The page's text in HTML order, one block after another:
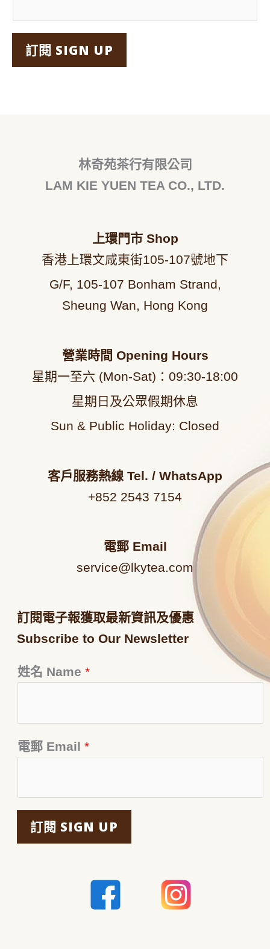
訂閱 SIGN UP
林奇苑茶行有限公司
LAM KIE YUEN TEA CO., LTD.
上環門市 Shop
香港上環文咸東街105-107號地下
G/F, 105-107 Bonham Strand,
Sheung Wan, Hong Kong
營業時間 Opening Hours
星期一至六 (Mon-Sat)：09:30-18:00
星期日及公眾假期休息
Sun & Public Holiday: Closed
客戶服務熱線 Tel. / WhatsApp
+852 2543 7154
電郵 Email
service@lkytea.com
訂閱電子報獲取最新資訊及優惠
Subscribe to Our Newsletter
姓名 Name *
電郵 Email *
訂閱 SIGN UP